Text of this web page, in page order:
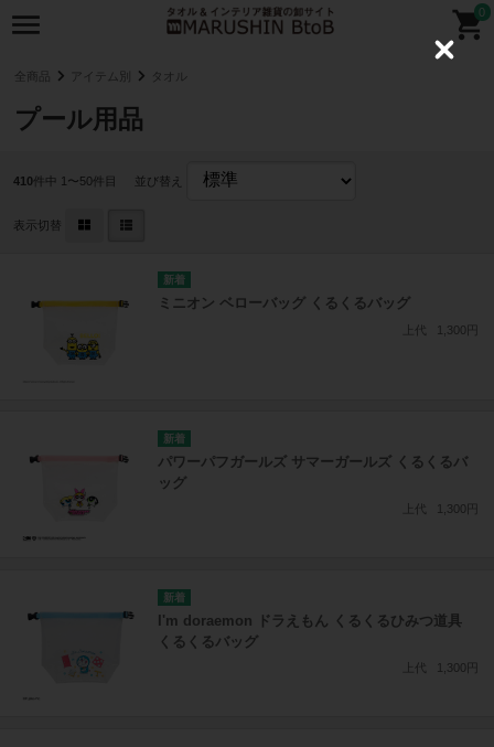
0
全商品 アイテム別 タオル
プール用品
410件中 1〜50件目 並び替え
表示切替
ミニオン ベローバッグ くるくるバッグ
上代 1,300円
パワーパフガールズ サマーガールズ くるくるバ
ッグ
上代 1,300円
I'm doraemon ドラえもん くるくるひみつ道具
くるくるバッグ
上代 1,300円
C